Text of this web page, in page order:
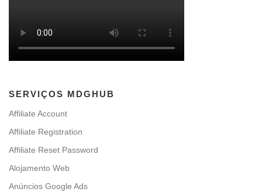
SERVIÇOS MDGHUB
Affiliate Account
Affiliate Registration
Affiliate Reset Password
Alojamento Web
Anúncios Google Ads